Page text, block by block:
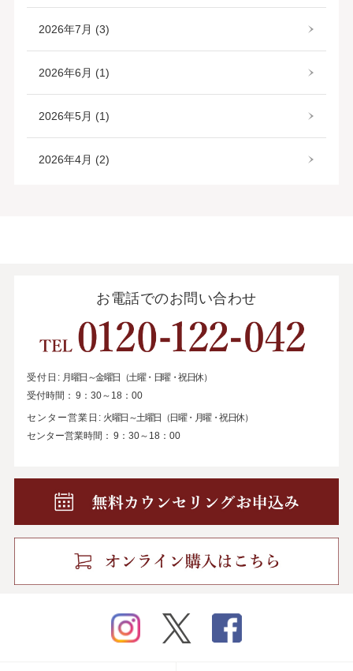
2026年7月 (3)
2026年6月 (1)
2026年5月 (1)
2026年4月 (2)
お電話でのお問い合わせ
受付日: 月曜日～金曜日（土曜・日曜・祝日休）
受付時間： 9：30～18：00
センター営業日: 火曜日～土曜日（日曜・月曜・祝日休）
センター営業時間： 9：30～18：00
instagram